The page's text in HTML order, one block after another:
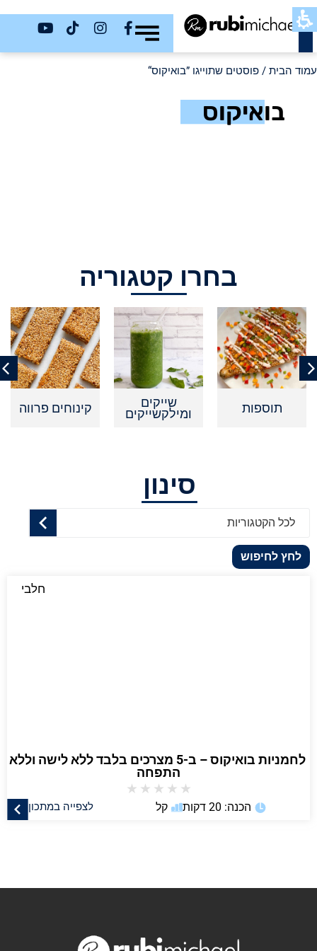
כשר
עמוד הבית / פוסטים שתוייגו ”בואיקוס“
בואיקוס
בחרו קטגוריה
תוספות שייקים
ומילקשייקים קינוחים פרווה
סינון
לכל הקטגוריות
לחץ לחיפוש
חלבי
⁨ לחמניות בואיקוס – ב-5 מצרכים בלבד ללא לישה וללא
התפחה
★
★
★
★
★
לצפייה במתכון הכנה: 20 דקות קל